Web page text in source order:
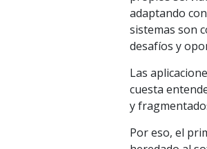
adaptando
sistemas son
desafíos y
Las
cuesta
y
Por eso, el